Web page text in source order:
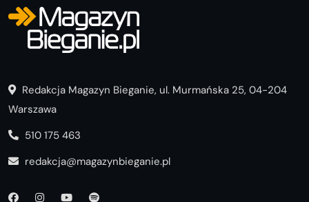
Redakcja Magazyn Bieganie, ul. Murmańska 25, 04-204
Warszawa
510 175 463
redakcja@magazynbieganie.pl